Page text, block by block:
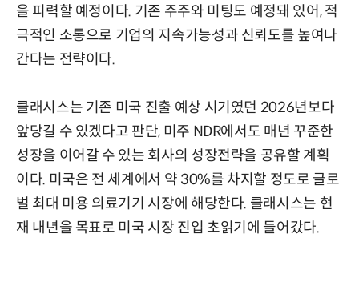
을 피력할 예정이다. 기존 주주와 미팅도 예정돼 있어, 적
극적인 소통으로 기업의 지속가능성과 신뢰도를 높여나
간다는 전략이다.
클래시스는 기존 미국 진출 예상 시기였던 2026년보다
앞당길 수 있겠다고 판단, 미주 NDR에서도 매년 꾸준한
성장을 이어갈 수 있는 회사의 성장전략을 공유할 계획
이다. 미국은 전 세계에서 약 30%를 차지할 정도로 글로
벌 최대 미용 의료기기 시장에 해당한다. 클래시스는 현
재 내년을 목표로 미국 시장 진입 초읽기에 들어갔다.